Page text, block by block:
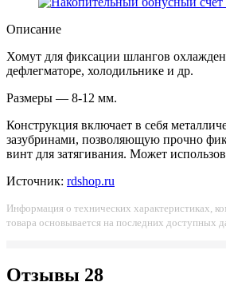
Описание
Хомут для фиксации шлангов
дефлегматоре, холодильнике и др.
Размеры — 8-12 мм.
Конструкция включает в себя
зазубринами, позволяющую прочно
винт для затягивания. Может
Источник: rdshop.ru
Информация о технических характеристиках,
товара основывается на последних доступных
Отзывы 28